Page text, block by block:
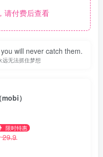
付费后查看
will never catch them.
远无法抓住梦想
）
限时特惠
29.9